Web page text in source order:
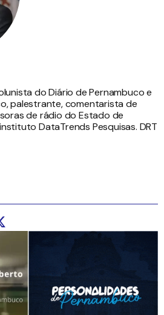
do Diário de Pernambuco e
palestrante, comentarista de
de rádio do Estado de
DataTrends Pesquisas. DRT